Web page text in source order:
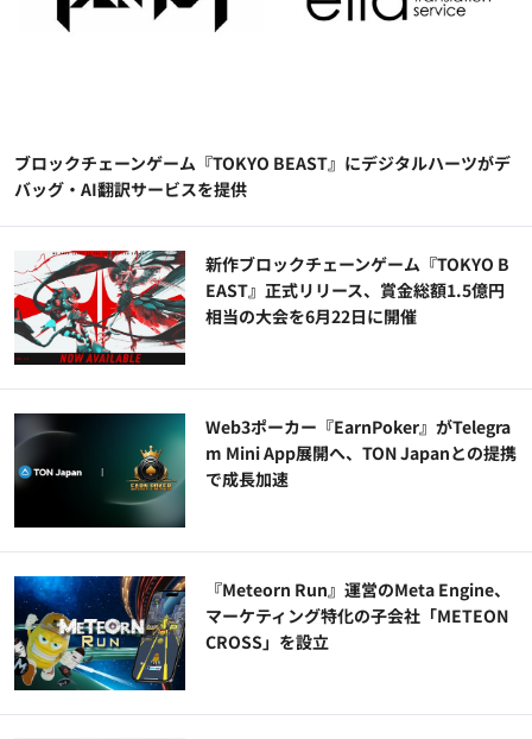
ブロックチェーンゲーム『TOKYO BEAST』にデジタルハーツがデ
バッグ・AI翻訳サービスを提供
新作ブロックチェーンゲーム『TOKYO B
EAST』正式リリース、賞金総額1.5億円
相当の大会を6月22日に開催
Web3ポーカー『EarnPoker』がTelegra
m Mini App展開へ、TON Japanとの提携
で成長加速
『Meteorn Run』運営のMeta Engine、
マーケティング特化の子会社「METEON
CROSS」を設立